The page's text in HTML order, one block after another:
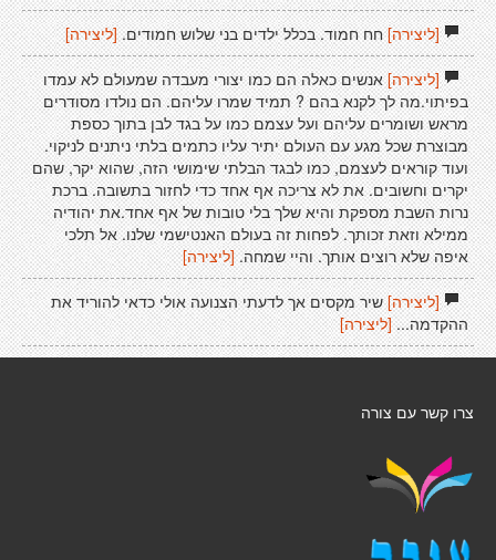
[ליצירה]חח חמוד. בכלל ילדים בני שלוש חמודים.[ליצירה]
[ליצירה]אנשים כאלה הם כמו יצורי מעבדה שמעולם לא עמדו
בפיתוי.מה לך לקנא בהם ? תמיד שמרו עליהם. הם נולדו מסודרים
מראש ושומרים עליהם ועל עצמם כמו על בגד לבן בתוך כספת
מבוצרת שכל מגע עם העולם יתיר עליו כתמים בלתי ניתנים לניקוי.
ועוד קוראים לעצמם, כמו לבגד הבלתי שימושי הזה, שהוא יקר, שהם
יקרים וחשובים. את לא צריכה אף אחד כדי לחזור בתשובה. ברכת
נרות השבת מספקת והיא שלך בלי טובות של אף אחד.את יהודיה
ממילא וזאת זכותך. לפחות זה בעולם האנטישמי שלנו. אל תלכי
איפה שלא רוצים אותך. והיי שמחה. [ליצירה]
[ליצירה]שיר מקסים אך לדעתי הצנועה אולי כדאי להוריד את
ההקדמה... [ליצירה]
צרו קשר עם צורה